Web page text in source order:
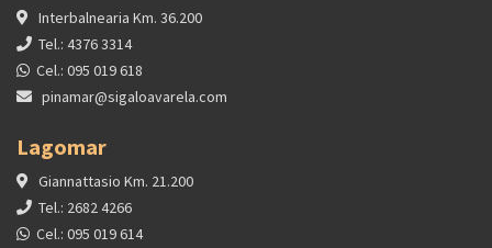
Interbalnearia Km. 36.200
Tel.: 4376 3314
Cel.: 095 019 618
pinamar@sigaloavarela.com
Lagomar
Giannattasio Km. 21.200
Tel.: 2682 4266
Cel.: 095 019 614